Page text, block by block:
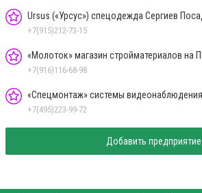
Ursus («Урсус») спецодежда Сергиев
+7(915)212-73-15
«Молоток» магазин стройматериалов на
+7(916)116-68-98
«Спецмонтаж» системы
+7(495)223-99-72
Добавить предприятие